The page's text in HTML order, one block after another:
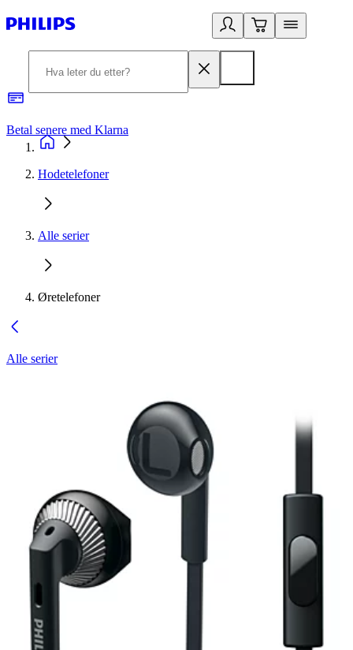
Betal senere med Klarna
Hodetelefoner
Alle serier
Øretelefoner
Alle serier